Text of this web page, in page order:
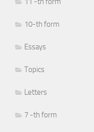
10-th form
Essays
Topics
Letters
7 -th form